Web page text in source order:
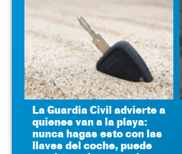
La Guardia Civil advierte a
quienes van a la playa:
nunca hagas esto con las
llaves del coche, puede